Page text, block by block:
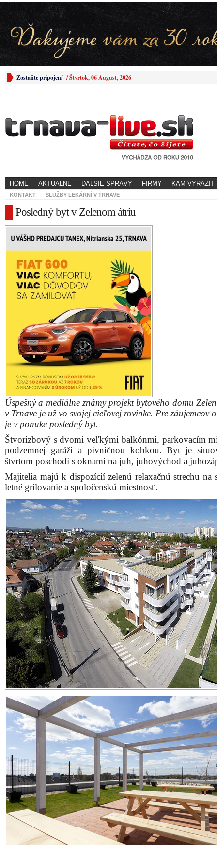
Zostaňte pripojení /Štvrtok, 06 August, 2026
HOME AKTUÁLNE ĎALŠIE SPRÁVY FIRMY KAM VYRAZIŤ
KONTAKT SLUŽBY LEKÁRNÍ V TRNAVE
Posledný byt v Zelenom átriu
Úspešný a mediálne známy projekt bytového domu
v Trnave je už vo svojej cieľovej rovinke. Pre záujemcov
je v ponuke posledný byt.
Štvorizbový s dvomi veľkými balkónmi, parkovacím
podzemnej garáži a pivničnou kobkou. Byt je
štvrtom poschodí s oknami na juh, juhovýchod a
Majitelia majú k dispozícií zelenú relaxačnú strechu na
letné grilovanie a spoločenskú miestnosť.
Vďaka výnimočnému zatepleniu, kvalitným nemeckým
izolačným trojsklom, motorickým exteriérovým
rekuperačnej jednotke, sálavému kúreniu a
ideálne dokonalé tepelné vlastnosti, pri extrémne
nákladoch na energie.
Počas letných mesiacov, keď sa exteriérové teploty
vnútorná teplota bytu sa pohybuje v rozmedzí
27°C. Počas celého minulého leta sa vďaka
na chladenie spotrebovala energia v priemere za 10 Euro
stredne veľký byt.
Spotreba energie na ohrev teplej vody sa pohybuje na
eur na jeden byt za rok. Mesačné náklady na výrobu
pohybujú od sumu 7,00 do 9,00 Eur za mesiac.